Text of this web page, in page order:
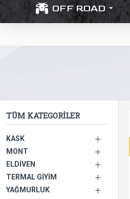
OFF ROAD
TÜM KATEGORILER
KASK
MONT
ELDIVEN
TERMAL GIYIM
YAĞMURLUK